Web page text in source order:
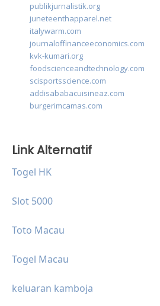
publikjurnalistik.org
juneteenthapparel.net
italywarm.com
journaloffinanceeconomics.com
kvk-kumari.org
foodscienceandtechnology.com
scisportsscience.com
addisababacuisineaz.com
burgerimcamas.com
Link Alternatif
Togel HK
Slot 5000
Toto Macau
Togel Macau
keluaran kamboja